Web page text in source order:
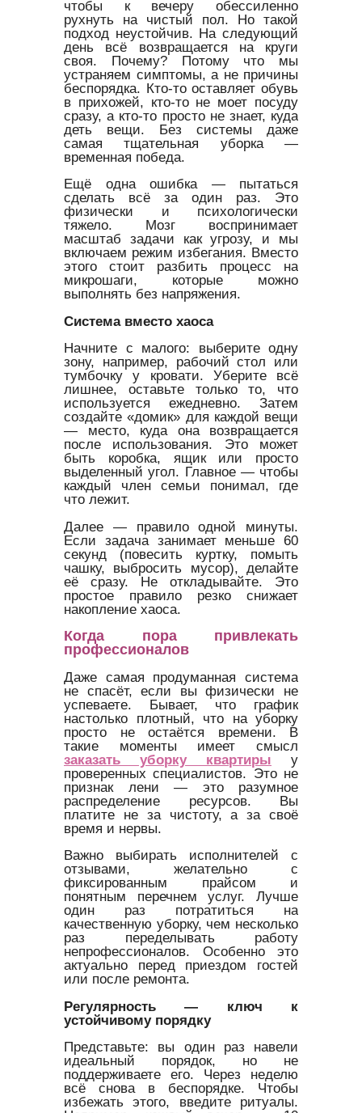
чтобы к вечеру обессиленно
рухнуть на чистый пол. Но такой
подход неустойчив. На следующий
день всё возвращается на круги
своя. Почему? Потому что мы
устраняем симптомы, а не причины
беспорядка. Кто-то оставляет обувь
в прихожей, кто-то не моет посуду
сразу, а кто-то просто не знает, куда
деть вещи. Без системы даже
самая тщательная уборка —
временная победа.
Ещё одна ошибка — пытаться
сделать всё за один раз. Это
физически и психологически
тяжело. Мозг воспринимает
масштаб задачи как угрозу, и мы
включаем режим избегания. Вместо
этого стоит разбить процесс на
микрошаги, которые можно
выполнять без напряжения.
Система вместо хаоса
Начните с малого: выберите одну
зону, например, рабочий стол или
тумбочку у кровати. Уберите всё
лишнее, оставьте только то, что
используется ежедневно. Затем
создайте «домик» для каждой вещи
— место, куда она возвращается
после использования. Это может
быть коробка, ящик или просто
выделенный угол. Главное — чтобы
каждый член семьи понимал, где
что лежит.
Далее — правило одной минуты.
Если задача занимает меньше 60
секунд (повесить куртку, помыть
чашку, выбросить мусор), делайте
её сразу. Не откладывайте. Это
простое правило резко снижает
накопление хаоса.
Когда пора привлекать
профессионалов
Даже самая продуманная система
не спасёт, если вы физически не
успеваете. Бывает, что график
настолько плотный, что на уборку
просто не остаётся времени. В
такие моменты имеет смысл
заказать уборку квартиры у
проверенных специалистов. Это не
признак лени — это разумное
распределение ресурсов. Вы
платите не за чистоту, а за своё
время и нервы.
Важно выбирать исполнителей с
отзывами, желательно с
фиксированным прайсом и
понятным перечнем услуг. Лучше
один раз потратиться на
качественную уборку, чем несколько
раз переделывать работу
непрофессионалов. Особенно это
актуально перед приездом гостей
или после ремонта.
Регулярность — ключ к
устойчивому порядку
Представьте: вы один раз навели
идеальный порядок, но не
поддерживаете его. Через неделю
всё снова в беспорядке. Чтобы
избежать этого, введите ритуалы.